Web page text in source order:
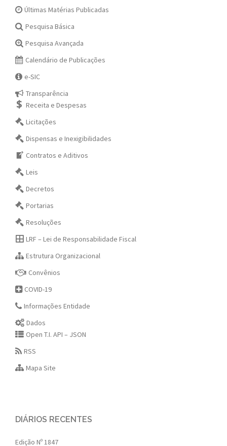
Últimas Matérias Publicadas
Pesquisa Básica
Pesquisa Avançada
Calendário de Publicações
e-SIC
Transparência
Receita e Despesas
Licitações
Dispensas e Inexigibilidades
Contratos e Aditivos
Leis
Decretos
Portarias
Resoluções
LRF – Lei de Responsabilidade Fiscal
Estrutura Organizacional
Convênios
COVID-19
Informações Entidade
Dados
Open T.I. API – JSON
RSS
Mapa Site
DIÁRIOS RECENTES
Edição Nº 1847